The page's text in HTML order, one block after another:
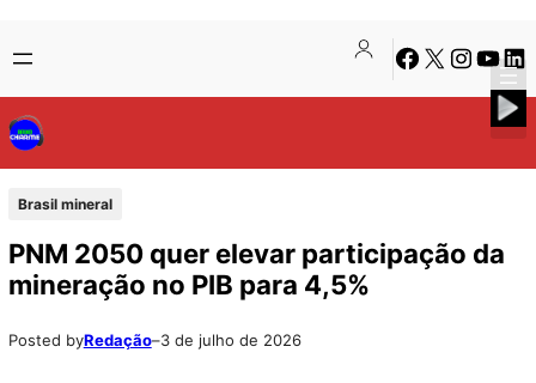
para
o
conteúdo
to
content
Facebook
X Instagram
Brasil mineral
PNM 2050 quer elevar participação da
mineração no PIB para 4,5%
Posted byRedação–3 de julho de 2026